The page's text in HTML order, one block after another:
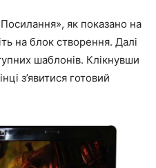
як показано на
на блок створення. Далі
шаблонів. Клікнувши
з’явитися готовий